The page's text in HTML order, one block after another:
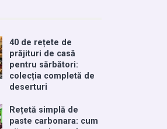
40 de rețete de
prăjituri de casă
pentru sărbători:
colecția completă de
deserturi
Rețetă simplă de
paste carbonara: cum